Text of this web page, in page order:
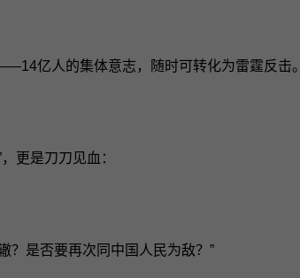
亿人的集体意志，随时可转化为雷霆反击。
更是刀刀见血：
？是否要再次同中国人民为敌？”